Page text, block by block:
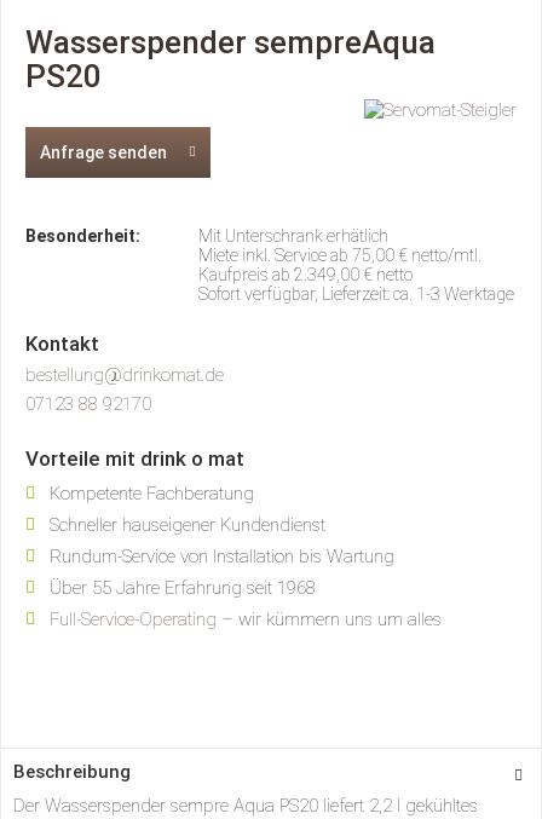
Wasserspender sempreAqua
PS20
Anfrage senden
Besonderheit:
Mit Unterschrank erhätlich
Miete inkl. Service ab 75,00 € netto/mtl.
Kaufpreis ab 2.349,00 € netto
Sofort verfügbar, Lieferzeit: ca. 1-3 Werktage
Kontakt
bestellung@drinkomat.de
07123 88 92170
Vorteile mit drink o mat
Kompetente Fachberatung
Schneller hauseigener Kundendienst
Rundum-Service von Installation bis Wartung
Über 55 Jahre Erfahrung seit 1968
Full-Service-Operating – wir kümmern uns um alles
Beschreibung
Der Wasserspender sempre Aqua PS20 liefert 2,2 l gekühltes